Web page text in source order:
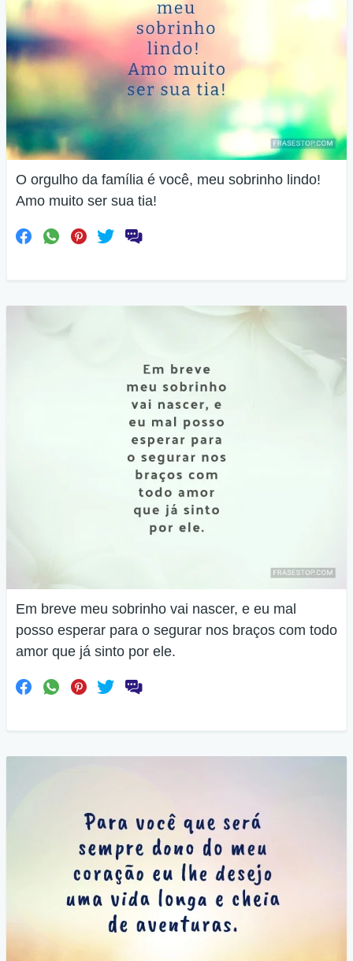
O orgulho da família é você, meu sobrinho lindo!
Amo muito ser sua tia!
Em breve meu sobrinho vai nascer, e eu mal
posso esperar para o segurar nos braços com todo
amor que já sinto por ele.